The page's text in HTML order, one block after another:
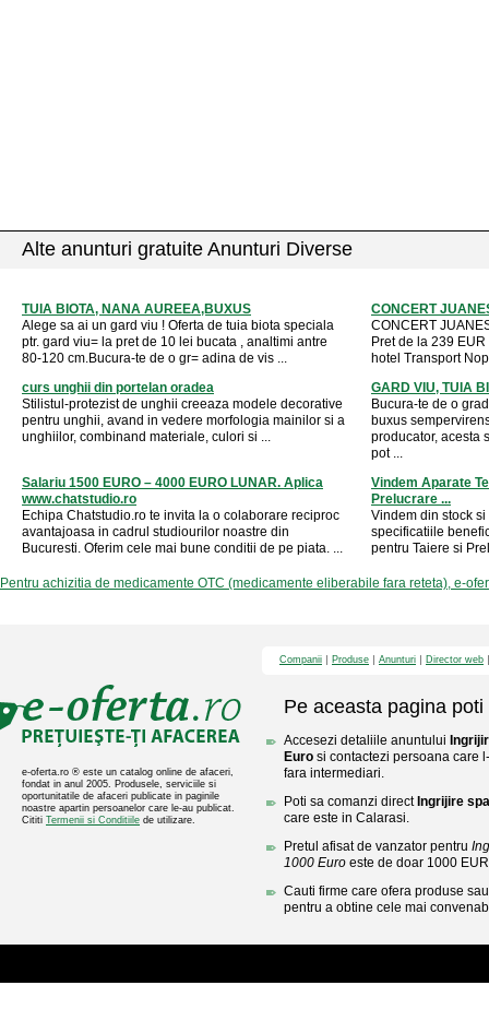
Alte anunturi gratuite Anunturi Diverse
TUIA BIOTA, NANA AUREEA,BUXUS
Alege sa ai un gard viu ! Oferta de tuia biota speciala
ptr. gard viu= la pret de 10 lei bucata , analtimi antre
80-120 cm.Bucura-te de o gr= adina de vis ...
CONCERT
CONCERT
Pret de la 239
hotel Transport
curs unghii din portelan oradea
Stilistul-protezist de unghii creeaza modele decorative
pentru unghii, avand in vedere morfologia mainilor si a
unghiilor, combinand materiale, culori si ...
GARD VIU, TUIA
Bucura-te de o
buxus
producator, acesta
pot ...
Salariu 1500 EURO – 4000 EURO LUNAR. Aplica
www.chatstudio.ro
Echipa Chatstudio.ro te invita la o colaborare reciproc
avantajoasa in cadrul studiourilor noastre din
Bucuresti. Oferim cele mai bune conditii de pe piata. ...
Vindem Aparate
Prelucrare ...
Vindem din stock
specificatiile
pentru Taiere si
Pentru achizitia de medicamente OTC (medicamente eliberabile fara reteta), e-
e-oferta.ro ® este un catalog online de afaceri,
fondat in anul 2005. Produsele, serviciile si
oportunitatile de afaceri publicate in paginile
noastre apartin persoanelor care le-au publicat.
Cititi Termenii si Conditiile de utilizare.
Companii Produse Anunturi Director web
Pe aceasta pagina poti
Accesezi detaliile anuntului
Euro si contactezi persoana care
fara intermediari.
Poti sa comanzi direct Ingrijire
care este in Calarasi.
Pretul afisat de vanzator pentru
1000 Euro este de doar 1000
Cauti firme care ofera produse
pentru a obtine cele mai